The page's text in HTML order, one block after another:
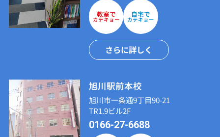
教室で
カテキョー
自宅で
カテキョー
さらに詳しく
旭川駅前本校
旭川市一条通9丁目90-21
TR1.9ビル2F
0166-27-6688